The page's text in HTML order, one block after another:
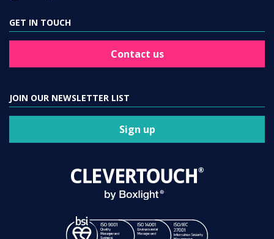
GET IN TOUCH
Contact us
JOIN OUR NEWSLETTER LIST
Sign up